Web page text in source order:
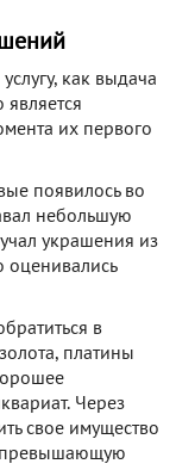
как выдача
их первого
появилось во
небольшую
украшения из
оценивались
в
платины
Через
свое имущество
превышающую